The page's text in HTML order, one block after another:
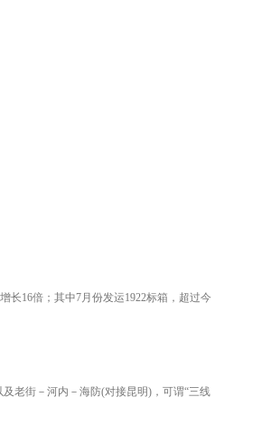
长16倍；其中7月份发运1922标箱，超过今
老街－河内－海防(对接昆明)，可谓“三线